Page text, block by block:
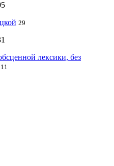
29
лексики, без
11